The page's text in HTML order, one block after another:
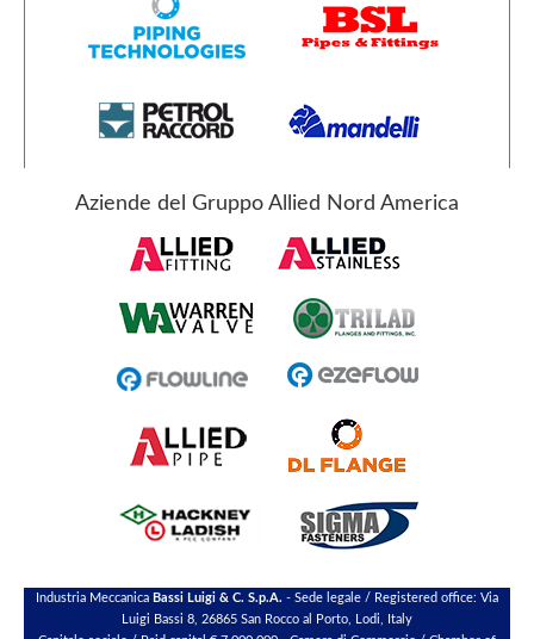
Aziende del Gruppo Allied Nord America
Industria Meccanica Bassi Luigi & C. S.p.A. - Sede legale / Registered office: Via
Luigi Bassi 8, 26865 San Rocco al Porto, Lodi, Italy